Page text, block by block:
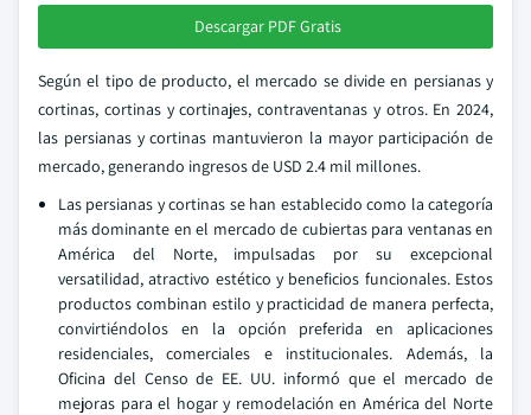
Descargar PDF Gratis
Según el tipo de producto, el mercado se divide en persianas y
cortinas, cortinas y cortinajes, contraventanas y otros. En 2024,
las persianas y cortinas mantuvieron la mayor participación de
mercado, generando ingresos de USD 2.4 mil millones.
Las persianas y cortinas se han establecido como la categoría
más dominante en el mercado de cubiertas para ventanas en
América del Norte, impulsadas por su excepcional
versatilidad, atractivo estético y beneficios funcionales. Estos
productos combinan estilo y practicidad de manera perfecta,
convirtiéndolos en la opción preferida en aplicaciones
residenciales, comerciales e institucionales. Además, la
Oficina del Censo de EE. UU. informó que el mercado de
mejoras para el hogar y remodelación en América del Norte